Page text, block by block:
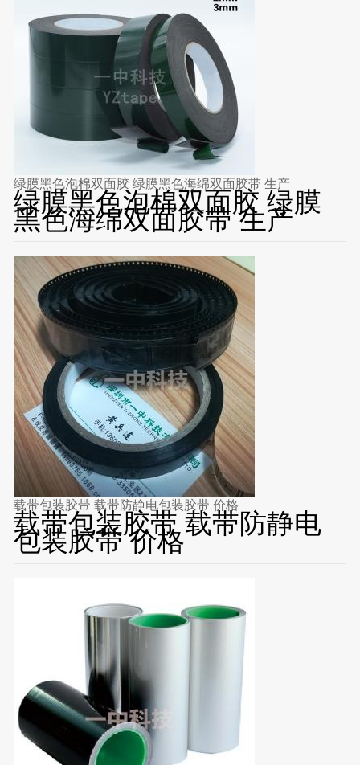
绿膜黑色泡棉双面胶 绿膜黑色海绵双面胶带 生产
绿膜黑色泡棉双面胶 绿膜
黑色海绵双面胶带 生产
载带包装胶带 载带防静电包装胶带 价格
载带包装胶带 载带防静电
包装胶带 价格